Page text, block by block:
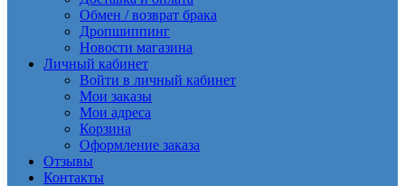
Обмен / возврат брака
Дропшиппинг
Новости магазина
Личный кабинет
Войти в личный кабинет
Мои заказы
Мои адреса
Корзина
Оформление заказа
Отзывы
Контакты